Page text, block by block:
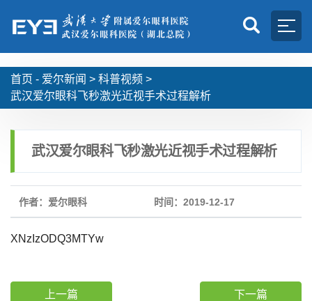
首页 - 爱尔新闻 > 科普视频 >
武汉爱尔眼科飞秒激光近视手术过程解析
武汉爱尔眼科飞秒激光近视手术过程解析
作者：爱尔眼科 时间：2019-12-17
XNzIzODQ3MTYw
上一篇 下一篇